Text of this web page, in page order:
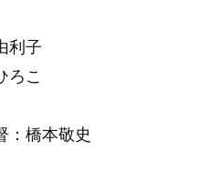
利子
ろこ
：橋本敬史